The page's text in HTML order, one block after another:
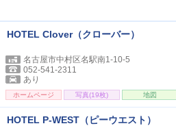
HOTEL Clover（クローバー）
名古屋市中村区名駅南1-10-5
052-541-2311
あり
ホームページ 写真(19枚) 地図
HOTEL P-WEST（ピーウエスト）